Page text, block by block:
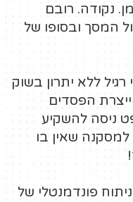
נקודה. רובם
המסך ובסופו של
רגיל ללא יתרון בשוק
הפסדים
ניסה להשקיע
שנים הגיע למסקנה שאין בו
פונדמנטלי של